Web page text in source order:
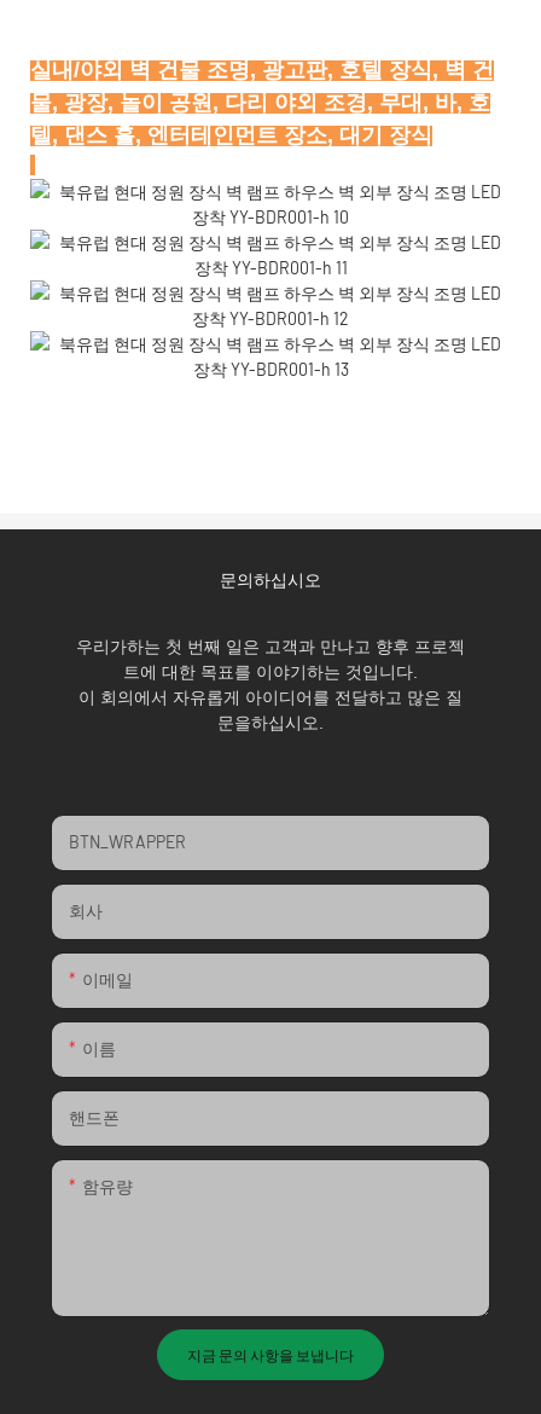
실내/야외 벽 건물 조명, 광고판, 호텔 장식, 벽 건
물, 광장, 놀이 공원, 다리 야외 조경, 무대, 바, 호
문의하십시오
우리가하는 첫 번째 일은 고객과 만나고 향후 프로젝
트에 대한 목표를 이야기하는 것입니다.
이 회의에서 자유롭게 아이디어를 전달하고 많은 질
문을하십시오.
BTN_WRAPPER
회사
이메일
이름
핸드폰
함유량
지금 문의 사항을 보냅니다